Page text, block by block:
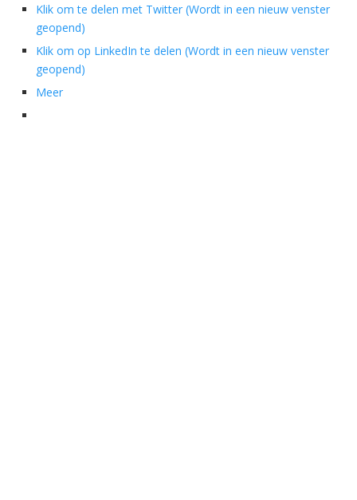
Klik om te delen met Twitter (Wordt in een nieuw venster
geopend)
Klik om op LinkedIn te delen (Wordt in een nieuw venster
geopend)
Meer